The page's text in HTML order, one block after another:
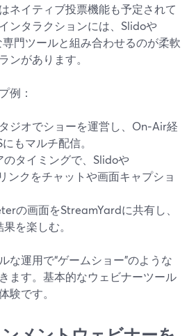
ネイティブ投票機能も予定されて
ンタラクションには、Slidoや
門ツールと組み合わせるのが柔軟
ンがあります。
例：
ジオでショーを運営し、On‑Air経
もマルチ配信。
のタイミングで、Slidoや
ンクをチャットや画面キャプショ
の画面をStreamYardに共有し、
を楽しむ。
な運用で“ゲームショー”のような
ます。基本的なウェビナーツール
験です。